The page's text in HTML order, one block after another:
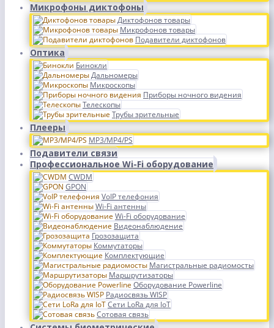
Микрофоны диктофоны
Диктофонов товары
Микрофонов товары
Подавители диктофонов
Оптика
Бинокли
Дальномеры
Микроскопы
Приборы ночного видения
Телескопы
Трубы зрительные
Плееры
MP3/MP4/PS
Подавители связи
Профессиональное Wi-Fi оборудование
CWDM
GPON
VoIP телефония
Wi-Fi антенны
Wi-Fi оборудование
Видеонаблюдение
Грозозащита
Коммутаторы
Комплектующие
Магистральные радиомосты
Маршрутизаторы
Оборудование Powerline
Радиосвязь WISP
Сети LoRa для IoT
Сотовая связь